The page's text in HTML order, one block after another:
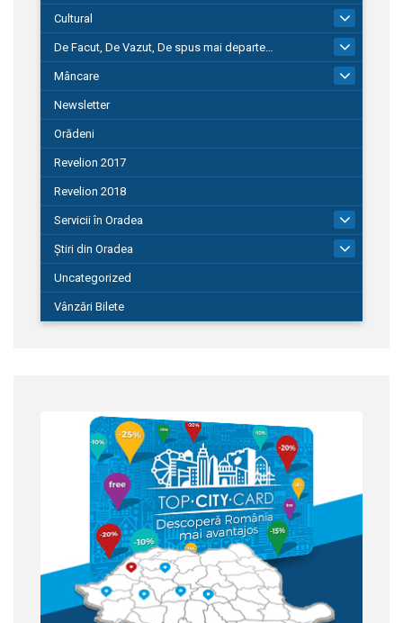
Cultural
De Facut, De Vazut, De spus mai departe…
580
Mâncare
Newsletter
Orădeni
Revelion 2017
Revelion 2018
Servicii în Oradea
Știri din Oradea
Uncategorized
Vânzări Bilete